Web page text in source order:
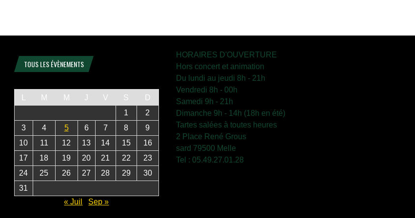
TOUS LES ÉVÈNEMENTS
M M J V S
D
1
2
3
4 5 6 7 8
9
10
11 12 13 14 15
16
17
18 19 20 21 22
23
24
25 26 27 28 29
30
31
« Juil
Sep »
HORAIRES D'OUVERTURE
Hors concert et animation
Du lundi au jeudi 8h - 21h
Vendredi 8h - 00h
Samedi 9h - 21h
Dimanche 9h - 14h (18h en été)
Tartes salées à toutes heures
2 Place René Grous
sard 79500 Melle
Tel : 05.49.27.01.28